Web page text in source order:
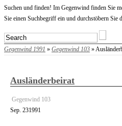
Startseite
Suchen und finden! Im Gegenwind finden Sie
Sie einen Suchbegriff ein und durchstöbern Sie
Gegenwind 1991 » Gegenwind 103 »
Ausländerbeirat
Gegenwind 103
Sep. 231991